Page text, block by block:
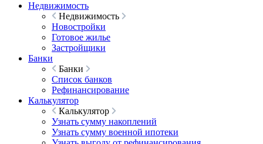
Недвижимость
Недвижимость
Новостройки
Готовое жилье
Застройщики
Банки
Банки
Список банков
Рефинансирование
Калькулятор
Калькулятор
Узнать сумму накоплений
Узнать сумму военной ипотеки